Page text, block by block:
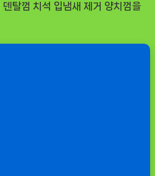
탈껌 치석 입냄새 제거 양치껌을